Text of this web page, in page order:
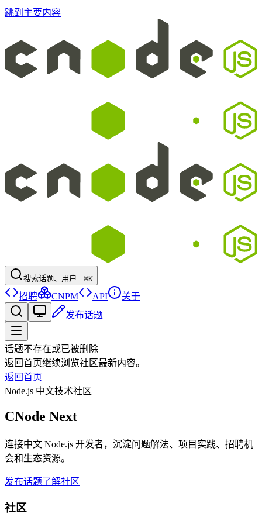
跳到主要内容
搜索话题、用户...⌘K
招聘 CNPM API
关于
发布话题
话题不存在或已被删除
返回首页继续浏览社区最新内容。
返回首页
Node.js 中文技术社区
CNode Next
连接中文 Node.js 开发者，沉淀问题解法、项目实践、招聘机
会和生态资源。
发布话题了解社区
社区